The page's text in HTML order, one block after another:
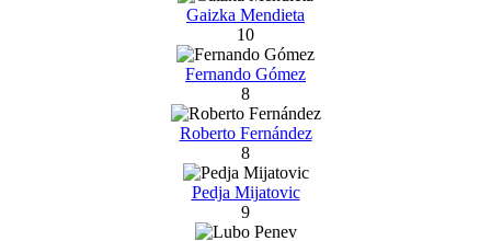
Gaizka Mendieta
10
Fernando Gómez
8
Roberto Fernández
8
Pedja Mijatovic
9